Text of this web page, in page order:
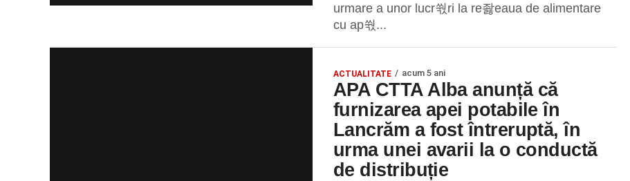
urmare a unor lucr쒃ri la re좛eaua de alimentare
cu ap쒃...
ACTUALITATE acum 5 ani
APA CTTA Alba anunță că
furnizarea apei potabile în
Lancrăm a fost întreruptă, în
urma unei avarii la o conductă
de distribuție